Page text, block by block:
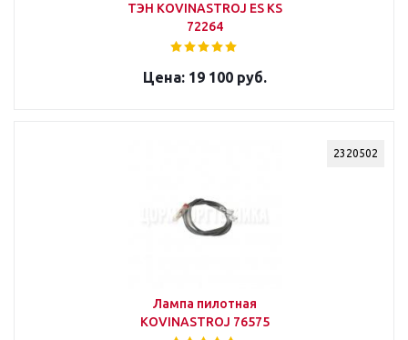
ТЭН KOVINASTROJ ES KS
72264
19 100 руб.
2320502
Лампа пилотная
KOVINASTROJ 76575